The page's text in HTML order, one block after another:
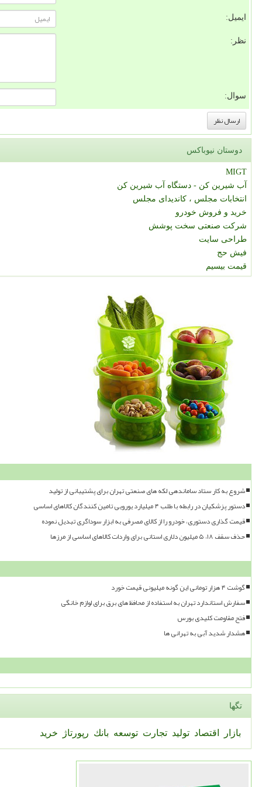
ایمیل:
نظر:
سوال:
دوستان نیوباکس
MIGT
آب شیرین کن - دستگاه آب شیرین کن
انتخابات مجلس ، کاندیدای مجلس
خرید و فروش خودرو
شرکت صنعتی سخت پوشش
طراحی سایت
فیش حج
قیمت بیسیم
شروع به کار ستاد ساماندهی لکه های صنعتی تهران برای پشتیبانی از تولید
دستور پزشکیان در رابطه با طلب ۴ میلیارد یورویی تامین کنندگان کالاهای اساسی
قیمت گذاری دستوری، خودرو را از کالای مصرفی به ابزار سوداگری تبدیل نموده
حذف سقف ۱۸، ۵ میلیون دلاری استانی برای واردات کالاهای اساسی از مرزها
گوشت ۴ هزار تومانی این گونه میلیونی قیمت خورد
سفارش استاندارد تهران به استفاده از محافظ های برق برای لوازم خانگی
فتح مقاومت کلیدی بورس
هشدار شدید آبی به تهرانی ها
تگها
بازار اقتصاد تولید تجارت توسعه بانك رپورتاژ خرید